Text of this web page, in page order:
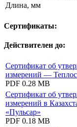
Длина, мм
Сертификаты:
Действителен до:
Сертификат об
измерений —
PDF 0.28 MB
Сертификат об
измерений в
«Пульсар»
PDF 0.18 MB